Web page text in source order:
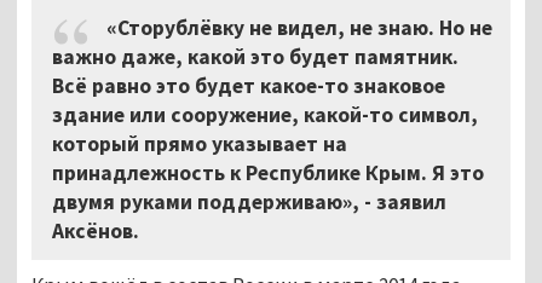
«Сторублёвку не видел, не знаю. Но не
важно даже, какой это будет памятник.
Всё равно это будет какое-то знаковое
здание или сооружение, какой-то символ,
который прямо указывает на
принадлежность к Республике Крым. Я это
двумя руками поддерживаю», - заявил
Аксёнов.